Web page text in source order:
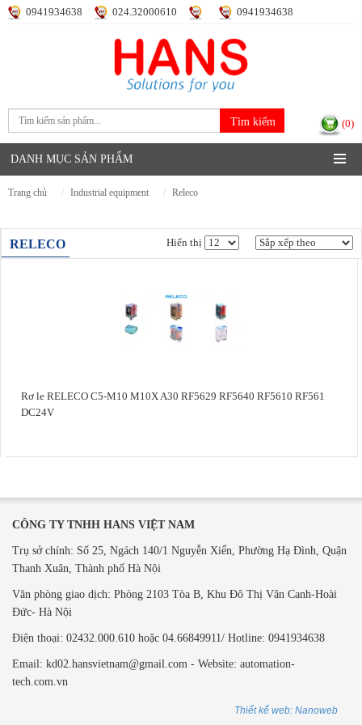
0941934638 024.32000610 0941934638
(0)
DANH MỤC SẢN PHẨM
trang chủ industrial equipment releco
RELECO Hiển thị
Rơ le RELECO C5-M10 M10X A30 RF5629 RF5640 RF5610 RF561
DC24V
CÔNG TY TNHH HANS VIỆT NAM
Trụ sở chính: Số 25, Ngách 140/1 Nguyễn Xiển, Phường Hạ Đình, Quận
Thanh Xuân, Thành phố Hà Nội
Văn phòng giao dịch: ​Phòng 2103 Tòa B, Khu Đô Thị Vân Canh-Hoài
Đức- Hà Nội
Điện thoại: 02432.000.610 hoặc 04.66849911/ Hotline: 0941934638
Email: kd02.hansvietnam@gmail.com - Website: automation-
tech.com.vn
Thiết kế web: Nanoweb